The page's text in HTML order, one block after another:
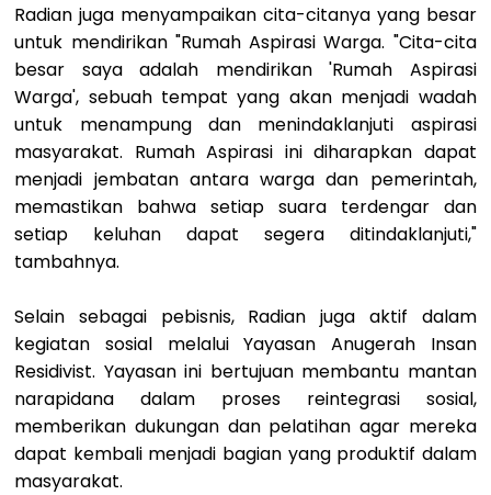
Radian juga menyampaikan cita-citanya yang besar
untuk mendirikan "Rumah Aspirasi Warga. "Cita-cita
besar saya adalah mendirikan 'Rumah Aspirasi
Warga', sebuah tempat yang akan menjadi wadah
untuk menampung dan menindaklanjuti aspirasi
masyarakat. Rumah Aspirasi ini diharapkan dapat
menjadi jembatan antara warga dan pemerintah,
memastikan bahwa setiap suara terdengar dan
setiap keluhan dapat segera ditindaklanjuti,"
tambahnya.
Selain sebagai pebisnis, Radian juga aktif dalam
kegiatan sosial melalui Yayasan Anugerah Insan
Residivist. Yayasan ini bertujuan membantu mantan
narapidana dalam proses reintegrasi sosial,
memberikan dukungan dan pelatihan agar mereka
dapat kembali menjadi bagian yang produktif dalam
masyarakat.